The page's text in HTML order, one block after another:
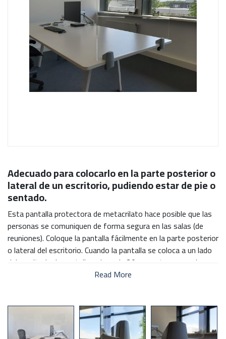
Adecuado para colocarlo en la parte posterior o
lateral de un escritorio, pudiendo estar de pie o
sentado.
Esta pantalla protectora de metacrilato hace posible que las
personas se comuniquen de forma segura en las salas (de
reuniones). Coloque la pantalla fácilmente en la parte posterior
o lateral del escritorio. Cuando la pantalla se coloca a un lado
del escritorio, la pantalla sobresale 20 cm: esto crea un lugar
de trabajo protegido pero a la vez abierto. Montaje de la
flexible. Con amplio espacio para entrada de cables. La pantalla
tiene un bonito acabado con esquinas redondeadas.
Read More